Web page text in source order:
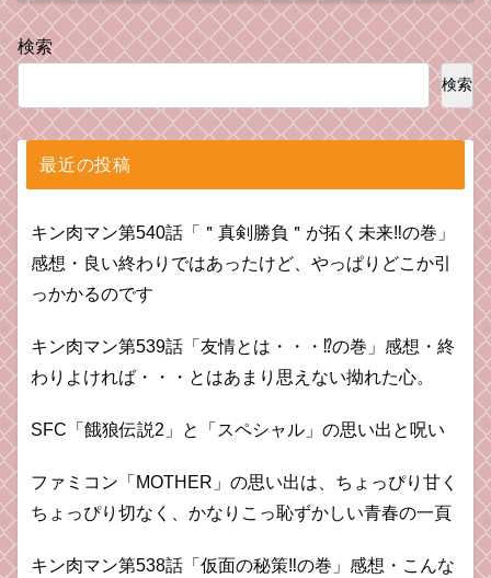
検索
検索
最近の投稿
キン肉マン第540話「＂真剣勝負＂が拓く未来‼の巻」
感想・良い終わりではあったけど、やっぱりどこか引
っかかるのです
キン肉マン第539話「友情とは・・・⁉︎の巻」感想・終
わりよければ・・・とはあまり思えない拗れた心。
SFC「餓狼伝説2」と「スペシャル」の思い出と呪い
ファミコン「MOTHER」の思い出は、ちょっぴり甘く
ちょっぴり切なく、かなりこっ恥ずかしい青春の一頁
キン肉マン第538話「仮面の秘策‼︎の巻」感想・こんな